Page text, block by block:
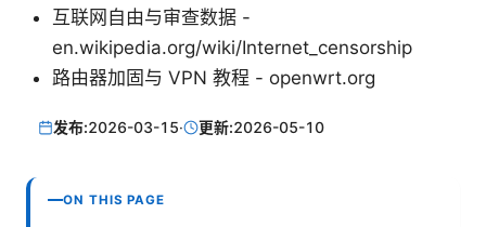
互联网自由与审查数据 -
en.wikipedia.org/wiki/Internet_censorship
路由器加固与 VPN 教程 - openwrt.org
发布:2026-03-15· 更新:2026-05-10
ON THIS PAGE